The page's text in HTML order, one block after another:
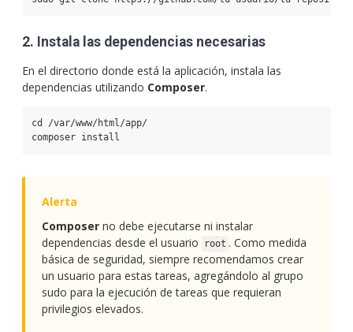
2. Instala las dependencias necesarias
En el directorio donde está la aplicación, instala las
dependencias utilizando Composer.
cd /var/www/html/app/
composer install
Composer no debe ejecutarse ni instalar
dependencias desde el usuario
root . Como medida
básica de seguridad, siempre recomendamos crear
un usuario para estas tareas, agregándolo al grupo
sudo para la ejecución de tareas que requieran
privilegios elevados.